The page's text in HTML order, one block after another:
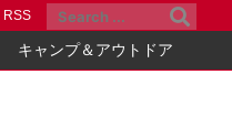
キャンプ＆アウトドア
RSS